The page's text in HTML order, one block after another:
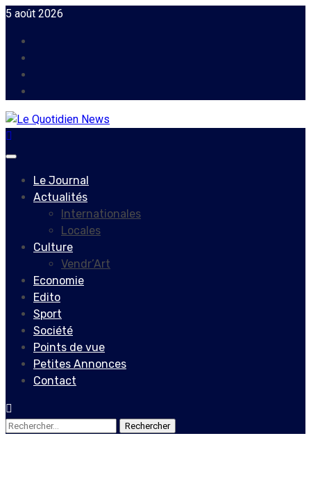
Skip
content
5 août 2026
Primary
Le Journal
Actualités
Internationales
Locales
Culture
Vendr’Art
Economie
Edito
Sport
Société
Points de vue
Petites Annonces
Contact
Rechercher :